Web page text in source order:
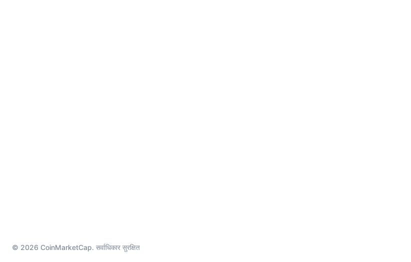
© 2026 CoinMarketCap. सर्वाधिकार सुरक्षित